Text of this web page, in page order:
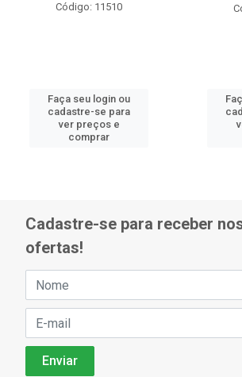
Código: 11510
Faça seu login ou
cadastre-se para
ver preços e
comprar
Cadastre-se para receber
ofertas!